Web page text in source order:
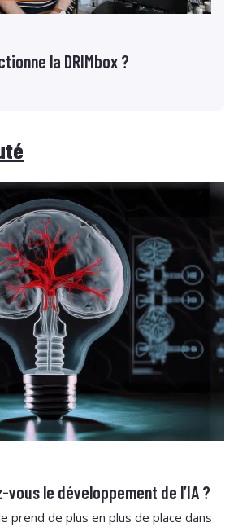
la DRIMbox ?
vous le développement de l’IA ?
prend de plus en plus de place dans